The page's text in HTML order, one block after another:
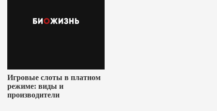
Игровые слоты в платном
режиме: виды и
производители